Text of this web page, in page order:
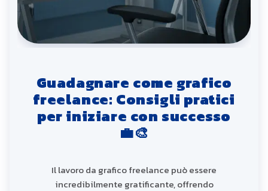
Guadagnare come grafico
freelance: Consigli pratici
per iniziare con successo
💼🎨
Il lavoro da grafico freelance può essere
incredibilmente gratificante, offrendo